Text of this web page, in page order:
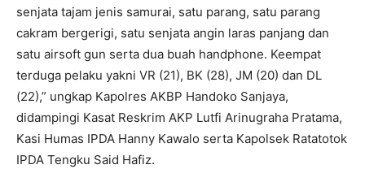
senjata tajam jenis samurai, satu parang, satu parang
cakram bergerigi, satu senjata angin laras panjang dan
satu airsoft gun serta dua buah handphone. Keempat
terduga pelaku yakni VR (21), BK (28), JM (20) dan DL
(22),” ungkap Kapolres AKBP Handoko Sanjaya,
didampingi Kasat Reskrim AKP Lutfi Arinugraha Pratama,
Kasi Humas IPDA Hanny Kawalo serta Kapolsek Ratatotok
IPDA Tengku Said Hafiz.